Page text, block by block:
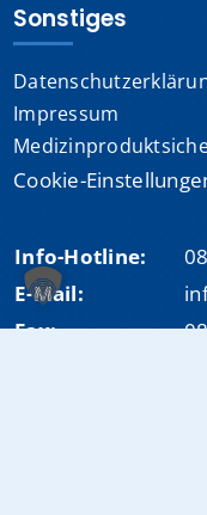
Sonstiges
Impressum
Cookie-
Info-Hotline:
E-Mail:
Fax: